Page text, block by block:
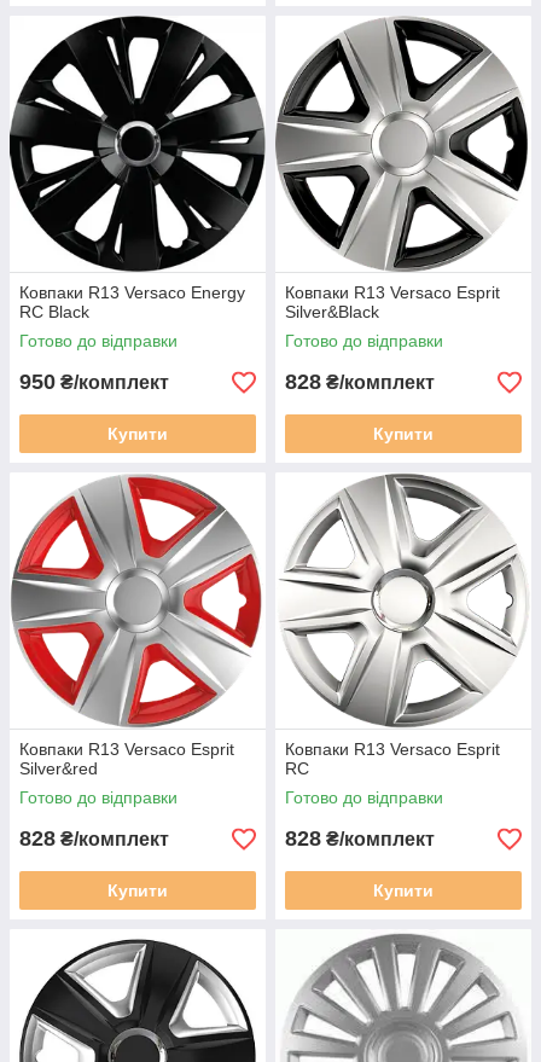
Ковпаки R13 Versaco Energy
RC Black
Готово до відправки
950 ₴/комплект
Купити
Ковпаки R13 Versaco Esprit
Silver&Black
Готово до відправки
828 ₴/комплект
Купити
Ковпаки R13 Versaco Esprit
Silver&red
Готово до відправки
828 ₴/комплект
Купити
Ковпаки R13 Versaco Esprit
RC
Готово до відправки
828 ₴/комплект
Купити